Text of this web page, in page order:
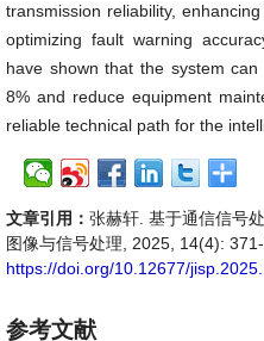
transmission reliability,
optimizing fault warning
have shown that the system
8% and reduce equipment
reliable technical path for the
文章引用： 张赫轩. 基于通信信号
图像与信号处理, 2025, 14(4): 371-
https://doi.org/10.12677/
参考文献